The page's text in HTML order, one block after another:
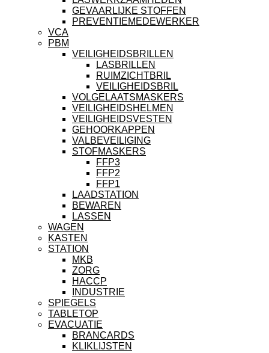
GEVAARLIJKE STOFFEN
PREVENTIEMEDEWERKER
VCA
PBM
VEILIGHEIDSBRILLEN
LASBRILLEN
RUIMZICHTBRIL
VEILIGHEIDSBRIL
VOLGELAATSMASKERS
VEILIGHEIDSHELMEN
VEILIGHEIDSVESTEN
GEHOORKAPPEN
VALBEVEILIGING
STOFMASKERS
FFP3
FFP2
FFP1
LAADSTATION
BEWAREN
LASSEN
WAGEN
KASTEN
STATION
MKB
ZORG
HACCP
INDUSTRIE
SPIEGELS
TABLETOP
EVACUATIE
BRANCARDS
KLIKLIJSTEN